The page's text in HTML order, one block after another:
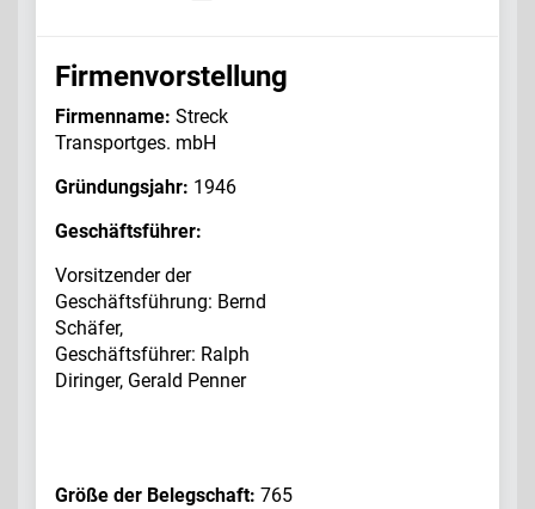
Firmenvorstellung
Firmenname: Streck
Transportges. mbH
Gründungsjahr: 1946
Geschäftsführer:
Vorsitzender der
Geschäftsführung: Bernd
Schäfer,
Geschäftsführer: Ralph
Diringer, Gerald Penner
Größe der Belegschaft: 765